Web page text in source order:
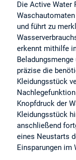
Die Active Water
und führt zu
erkennt mithilfe
präzise die
Kleidungsstück
Knopfdruck der
Kleidungsstück
anschließend
eines Neustarts
Einsparungen im